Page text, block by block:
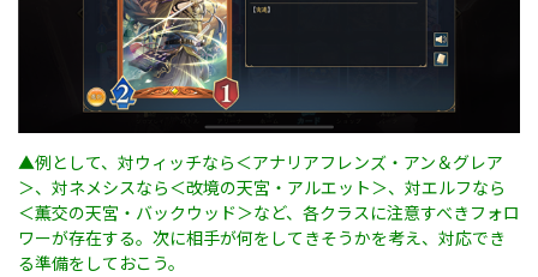
▲例として、対ウィッチなら＜アナリアフレンズ・アン＆グレア
＞、対ネメシスなら＜改境の天宮・アルエット＞、対エルフなら
＜薫交の天宮・バックウッド＞など、各クラスに注意すべきフォロ
ワーが存在する。次に相手が何をしてきそうかを考え、対応でき
る準備をしておこう。